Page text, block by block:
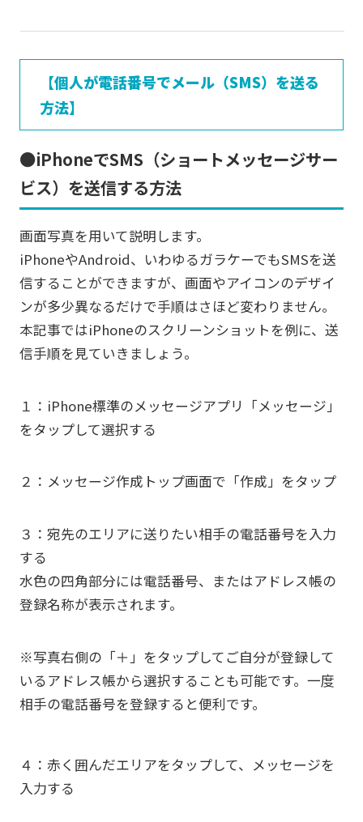
【個人が電話番号でメール（SMS）を送る
方法】
●iPhoneでSMS（ショートメッセージサー
ビス）を送信する方法
画面写真を用いて説明します。
iPhoneやAndroid、いわゆるガラケーでもSMSを送
信することができますが、画面やアイコンのデザイ
ンが多少異なるだけで手順はさほど変わりません。
本記事ではiPhoneのスクリーンショットを例に、送
信手順を見ていきましょう。
１：iPhone標準のメッセージアプリ「メッセージ」
をタップして選択する
２：メッセージ作成トップ画面で「作成」をタップ
３：宛先のエリアに送りたい相手の電話番号を入力
する
水色の四角部分には電話番号、またはアドレス帳の
登録名称が表示されます。
※写真右側の「＋」をタップしてご自分が登録して
いるアドレス帳から選択することも可能です。一度
相手の電話番号を登録すると便利です。
４：赤く囲んだエリアをタップして、メッセージを
入力する